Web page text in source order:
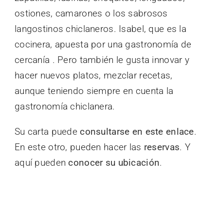
ostiones, camarones o los sabrosos
langostinos chiclaneros. Isabel, que es la
cocinera, apuesta por una gastronomía de
cercanía . Pero también le gusta innovar y
hacer nuevos platos, mezclar recetas,
aunque teniendo siempre en cuenta la
gastronomía chiclanera.
Su carta puede consultarse en este enlace.
En este otro, pueden hacer las reservas. Y
aquí puedenconocer su ubicación.